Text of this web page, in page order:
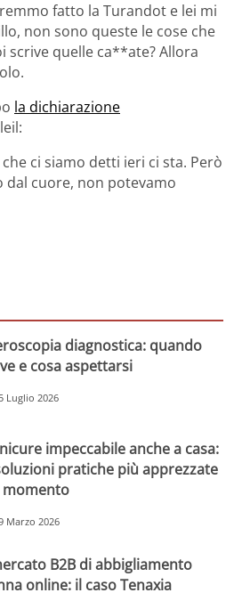
fatto la Turandot e lei mi
non sono queste le cose che
scrive quelle ca**ate? Allora
la dichiarazione
ci siamo detti ieri ci sta. Però
dal cuore, non potevamo
diagnostica: quando
e cosa aspettarsi
Luglio 2026
impeccabile anche a casa:
pratiche più apprezzate
momento
Marzo 2026
B2B di abbigliamento
online: il caso Tenaxia